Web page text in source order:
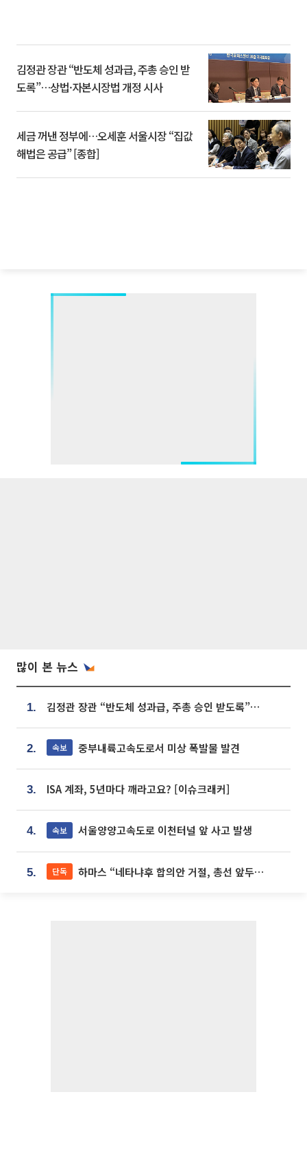
김정관 장관 “반도체 성과급, 주총 승인 받
도록”…상법·자본시장법 개정 시사
세금 꺼낸 정부에…오세훈 서울시장 “집값
해법은 공급” [종합]
많이 본 뉴스
1. 김정관 장관 “반도체 성과급, 주총 승인 받도록”…상법·자본시장법 개정 시사
2. 속보 중부내륙고속도로서 미상 폭발물 발견
3. ISA 계좌, 5년마다 깨라고요? [이슈크래커]
4. 속보 서울양양고속도로 이천터널 앞 사고 발생
5. 단독 하마스 “네타냐후 합의안 거절, 총선 앞두고 시간 끌기”